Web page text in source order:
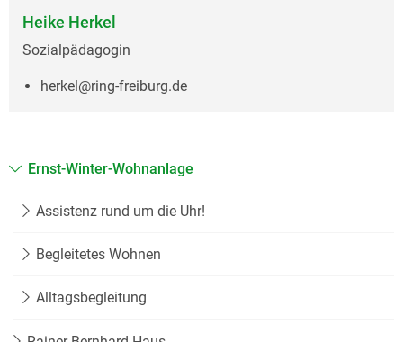
Heike Herkel
Sozialpädagogin
herkel@ring-freiburg.de
Ernst-Winter-Wohnanlage
Assistenz rund um die Uhr!
Begleitetes Wohnen
Alltagsbegleitung